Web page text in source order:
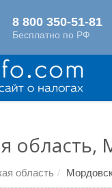
область,
область